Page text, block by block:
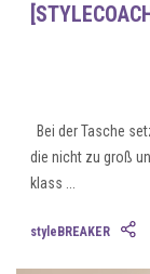
Bei der Tasche
die nicht zu groß
klass ...
styleBREAKER